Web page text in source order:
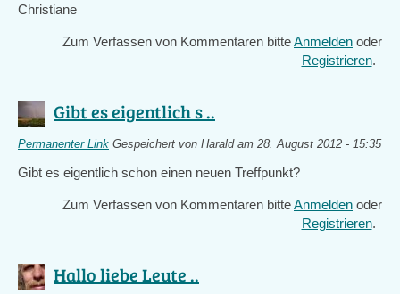
Christiane
Zum Verfassen von Kommentaren bitteAnmelden oder
Registrieren.
Gibt es eigentlich s ..
Permanenter Link Gespeichert von Haraldam 28. August 2012 - 15:35
Gibt es eigentlich schon einen neuen Treffpunkt?
Zum Verfassen von Kommentaren bitteAnmelden oder
Registrieren.
Hallo liebe Leute ..